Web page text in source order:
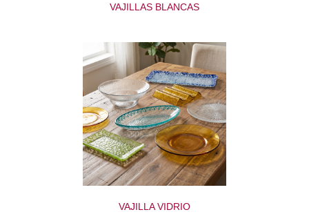
VAJILLAS BLANCAS
VAJILLA VIDRIO